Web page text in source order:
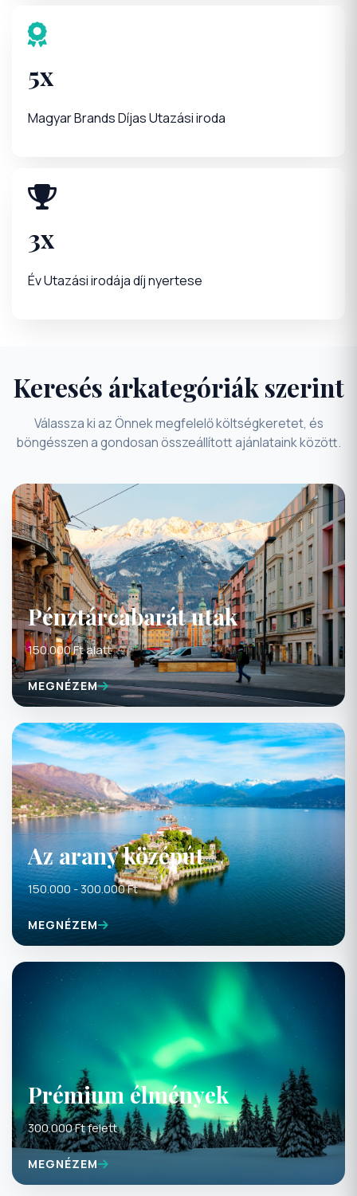
5x
Magyar Brands Díjas Utazási iroda
3x
Év Utazási irodája díj nyertese
Keresés árkategóriák szerint
Válassza ki az Önnek megfelelő költségkeretet, és
böngésszen a gondosan összeállított ajánlataink között.
Pénztárcabarát utak
150.000 Ft alatt
MEGNÉZEM
Az arany középút
150.000 - 300.000 Ft
MEGNÉZEM
Prémium élmények
300.000 Ft felett
MEGNÉZEM